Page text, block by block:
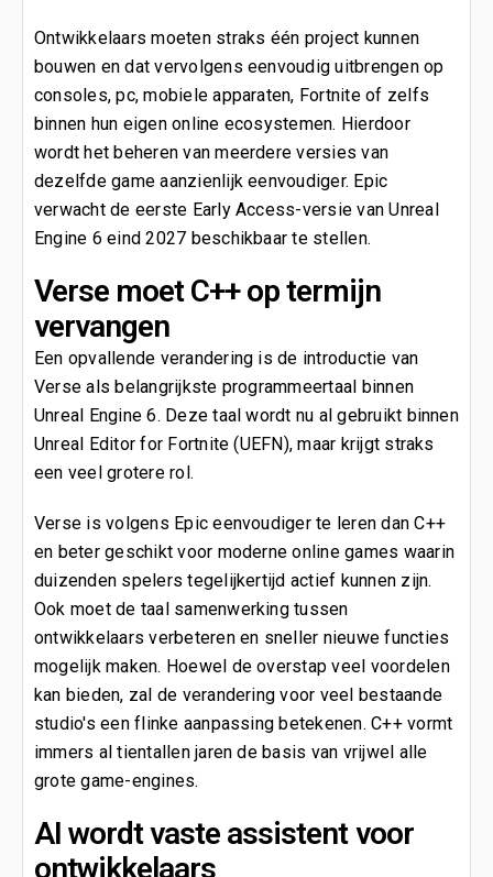
Ontwikkelaars moeten straks één project kunnen
bouwen en dat vervolgens eenvoudig uitbrengen op
consoles, pc, mobiele apparaten, Fortnite of zelfs
binnen hun eigen online ecosystemen. Hierdoor
wordt het beheren van meerdere versies van
dezelfde game aanzienlijk eenvoudiger. Epic
verwacht de eerste Early Access-versie van Unreal
Engine 6 eind 2027 beschikbaar te stellen.
Verse moet C++ op termijn
vervangen
Een opvallende verandering is de introductie van
Verse als belangrijkste programmeertaal binnen
Unreal Engine 6. Deze taal wordt nu al gebruikt binnen
Unreal Editor for Fortnite (UEFN), maar krijgt straks
een veel grotere rol.
Verse is volgens Epic eenvoudiger te leren dan C++
en beter geschikt voor moderne online games waarin
duizenden spelers tegelijkertijd actief kunnen zijn.
Ook moet de taal samenwerking tussen
ontwikkelaars verbeteren en sneller nieuwe functies
mogelijk maken. Hoewel de overstap veel voordelen
kan bieden, zal de verandering voor veel bestaande
studio's een flinke aanpassing betekenen. C++ vormt
immers al tientallen jaren de basis van vrijwel alle
grote game-engines.
AI wordt vaste assistent voor
ontwikkelaars